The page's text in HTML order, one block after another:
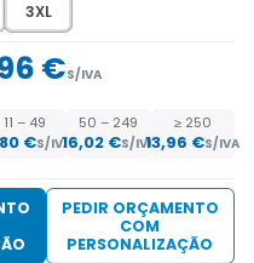
3XL
€S/IVA
11 – 49
€S/IVA
50 – 249
16,02 €S/IVA
≥ 250
13,96 €S/IVA
PEDIR ORÇAMENTO
COM
PERSONALIZAÇÃO